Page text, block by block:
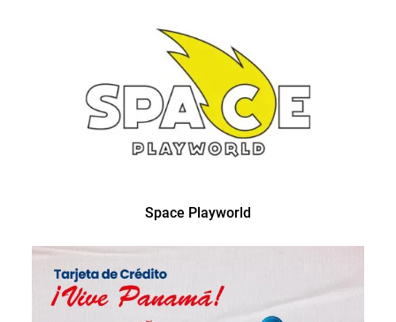
Space Playworld